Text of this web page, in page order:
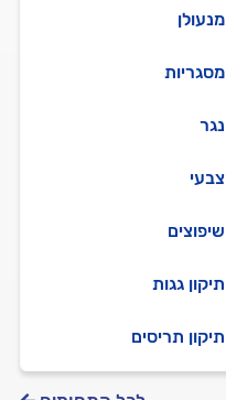
מנעולן
מסגריות
נגר
צבעי
שיפוצים
תיקון גגות
תיקון תריסים